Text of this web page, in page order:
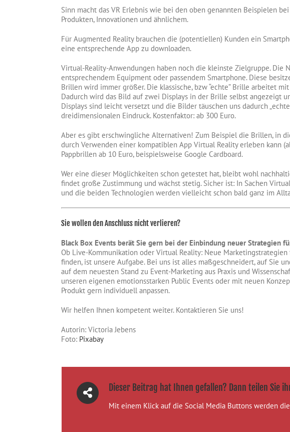
Sinn macht das VR Erlebnis wie bei den oben genannten Beispielen
Produkten, Innovationen und ähnlichem.
Für Augmented Reality brauchen die (potentiellen) Kunden ein
eine entsprechende App zu downloaden.
Virtual-Reality-Anwendungen haben noch die kleinste Zielgruppe. Die
entsprechendem Equipment oder passendem Smartphone. Diese
Brillen wird immer größer. Die klassische, bzw “echte” Brille arbeitet
Dadurch wird das Bild auf zwei Displays in der Brille selbst angezeigt
Displays sind leicht versetzt und die Bilder täuschen uns dadurch
dreidimensionalen Eindruck. Kostenfaktor: ab 300 Euro.
Aber es gibt erschwingliche Alternativen! Zum Beispiel die Brillen, in
durch Verwenden einer kompatiblen App Virtual Reality erleben kann
Pappbrillen ab 10 Euro, beispielsweise Google Cardboard.
Wer eine dieser Möglichkeiten schon getestet hat, bleibt wohl
findet große Zustimmung und wächst stetig. Sicher ist: In Sachen
und die beiden Technologien werden vielleicht schon bald ganz im
Sie wollen den Anschluss nicht verlieren?
Black Box Events berät Sie gern bei der Einbindung neuer Strategien
Ob Live-Kommunikation oder Virtual Reality: Neue
finden, ist unsere Aufgabe. Bei uns ist alles maßgeschneidert, auf Sie
auf dem neuesten Stand zu Event-Marketing aus Praxis und
unseren eigenen emotionsstarken Public Events oder mit neuen
Produkt gern individuell anpassen.
Wir helfen Ihnen kompetent weiter. Kontaktieren Sie uns!
Autorin: Victoria Jebens
Foto: Pixabay
Dieser Beitrag hat Ihnen gefallen? Dann teilen Sie
Mit einem Klick auf die Social Media Buttons werden